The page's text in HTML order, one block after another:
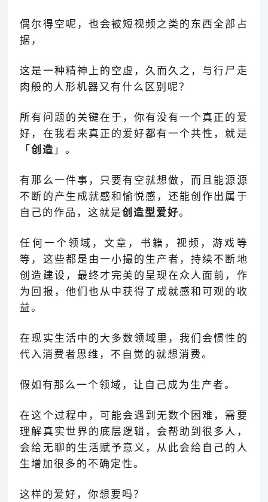
偶尔得空呢，也会被短视频之类的东西全部占
据，
这是一种精神上的空虚，久而久之，与行尸走
肉般的人形机器又有什么区别呢？
所有问题的关键在于，你有没有一个真正的爱
好，在我看来真正的爱好都有一个共性，就是
「创造 」。
有那么一件事，只要有空就想做，而且能源源
不断的产生成就感和愉悦感，还能创作出属于
自己的作品，这就是创造型爱好。
任何一个领域，文章，书籍，视频，游戏等
等，这些都是由一小撮的生产者，持续不断地
创造建设，最终才完美的呈现在众人面前，作
为回报，他们也从中获得了成就感和可观的收
益。
在现实生活中的大多数领域里，我们会惯性的
代入消费者思维，不自觉的就想消费。
假如有那么一个领域，让自己成为生产者。
在这个过程中，可能会遇到无数个困难，需要
理解真实世界的底层逻辑，会帮助到很多人，
会给无聊的生活赋予意义，从此会给自己的人
生增加很多的不确定性。
这样的爱好，你想要吗？